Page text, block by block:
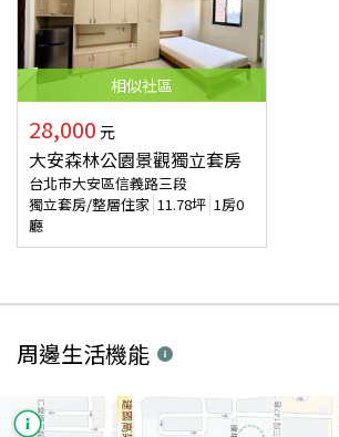
相似社區
28,000 元
大安森林公園景觀獨立套房
台北市大安區信義路三段
獨立套房/整層住家 11.78坪 1房0
廳
周邊生活機能